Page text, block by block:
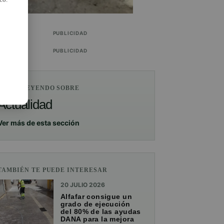
PUBLICIDAD
PUBLICIDAD
ESTÁS LEYENDO SOBRE
más de esta sección
TE PUEDE INTERESAR
20 JULIO 2026
Alfafar consigue un
grado de ejecución
del 80% de las ayudas
DANA para la mejora